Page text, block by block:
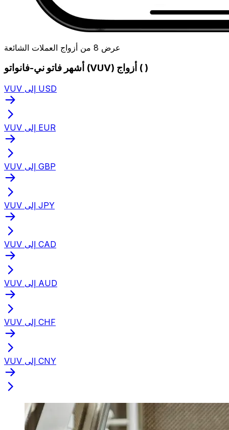
عرض 8 من أزواج العملات الشائعة
أشهر فاتو ني-فانواتو (VUV) أزواج ( )
VUV إلى USD
VUV إلى EUR
VUV إلى GBP
VUV إلى JPY
VUV إلى CAD
VUV إلى AUD
VUV إلى CHF
VUV إلى CNY